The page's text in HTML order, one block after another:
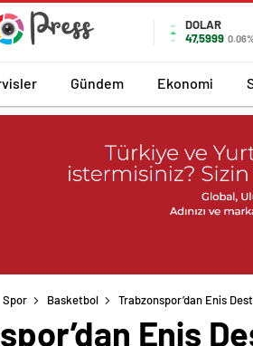
DOLAR
47,5999
Gündem Ekonomi
Spor Basketbol Trabzonspor’dan Enis
Enis